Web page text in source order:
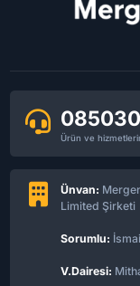
Ürün ve
Ünvan:
Limited Şirketi
Sorumlu:
V.Dairesi: